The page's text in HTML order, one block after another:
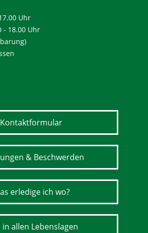
Uhr
- 18.00 Uhr
Kontaktformular
& Beschwerden
erledige ich wo?
in allen Lebenslagen